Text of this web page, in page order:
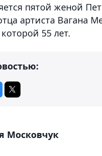
пятой женой
артиста Вагана
55 лет.
Московчук